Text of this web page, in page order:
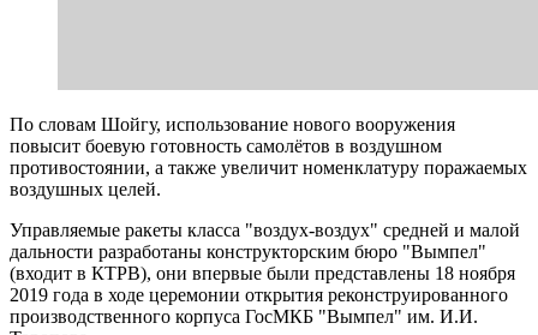
По словам Шойгу, использование нового вооружения
повысит боевую готовность самолётов в воздушном
противостоянии, а также увеличит номенклатуру поражаемых
воздушных целей.
Управляемые ракеты класса "воздух-воздух" средней и малой
дальности разработаны конструкторским бюро "Вымпел"
(входит в КТРВ), они впервые были представлены 18 ноября
2019 года в ходе церемонии открытия реконструированного
производственного корпуса ГосМКБ "Вымпел" им. И.И.